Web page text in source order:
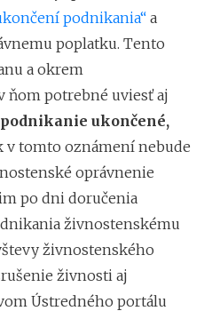
podnikania“ a
poplatku. Tento
a okrem
ňom potrebné uviesť aj
ukončené,
v tomto oznámení nebude
oprávnenie
po dni doručenia
živnostenskému
živnostenského
živnosti aj
Ústredného portálu